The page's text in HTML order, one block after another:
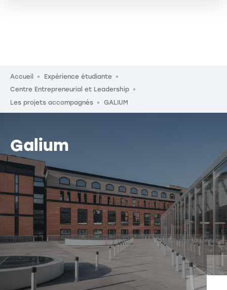
Fil d'Ariane
Accueil
Expérience étudiante
Centre Entrepreneurial et Leadership
Les projets accompagnés
GALIUM
Galium